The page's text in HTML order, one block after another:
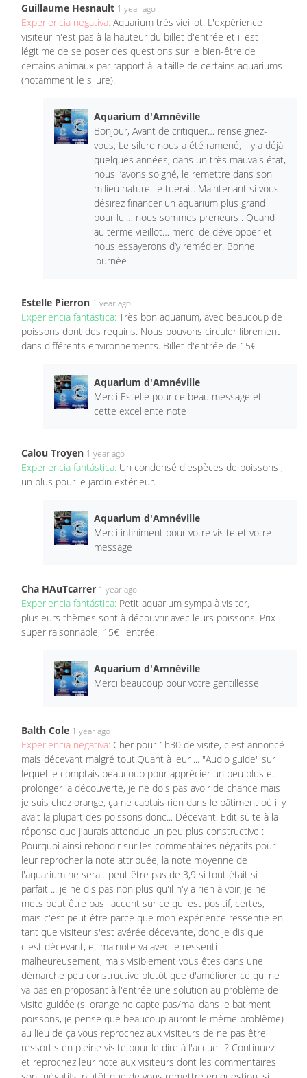
Guillaume Hesnault 1 year ago
Experiencia negativa: Aquarium très vieillot. L'expérience
visiteur n'est pas à la hauteur du billet d'entrée et il est
légitime de se poser des questions sur le bien-être de
certains animaux par rapport à la taille de certains aquariums
(notamment le silure).
Aquarium d'Amnéville
Bonjour, Avant de critiquer… renseignez-
vous, Le silure nous a été ramené, il y a déjà
quelques années, dans un très mauvais état,
nous l’avons soigné, le remettre dans son
milieu naturel le tuerait. Maintenant si vous
désirez financer un aquarium plus grand
pour lui… nous sommes preneurs . Quand
au terme vieillot… merci de développer et
nous essayerons d’y remédier. Bonne
journée
Estelle Pierron 1 year ago
Experiencia fantástica: Très bon aquarium, avec beaucoup de
poissons dont des requins. Nous pouvons circuler librement
dans différents environnements. Billet d'entrée de 15€
Aquarium d'Amnéville
Merci Estelle pour ce beau message et
cette excellente note
Calou Troyen 1 year ago
Experiencia fantástica: Un condensé d'espèces de poissons ,
un plus pour le jardin extérieur.
Aquarium d'Amnéville
Merci infiniment pour votre visite et votre
message
Cha HAuTcarrer 1 year ago
Experiencia fantástica: Petit aquarium sympa à visiter,
plusieurs thèmes sont à découvrir avec leurs poissons. Prix
super raisonnable, 15€ l'entrée.
Aquarium d'Amnéville
Merci beaucoup pour votre gentillesse
Balth Cole 1 year ago
Experiencia negativa: Cher pour 1h30 de visite, c'est annoncé
mais décevant malgré tout.Quant à leur ... "Audio guide" sur
lequel je comptais beaucoup pour apprécier un peu plus et
prolonger la découverte, je ne dois pas avoir de chance mais
je suis chez orange, ça ne captais rien dans le bâtiment où il y
avait la plupart des poissons donc... Décevant. Edit suite à la
réponse que j'aurais attendue un peu plus constructive :
Pourquoi ainsi rebondir sur les commentaires négatifs pour
leur reprocher la note attribuée, la note moyenne de
l'aquarium ne serait peut être pas de 3,9 si tout était si
parfait ... je ne dis pas non plus qu'il n'y a rien à voir, je ne
mets peut être pas l'accent sur ce qui est positif, certes,
mais c'est peut être parce que mon expérience ressentie en
tant que visiteur s'est avérée décevante, donc je dis que
c'est décevant, et ma note va avec le ressenti
malheureusement, mais visiblement vous êtes dans une
démarche peu constructive plutôt que d'améliorer ce qui ne
va pas en proposant à l'entrée une solution au problème de
visite guidée (si orange ne capte pas/mal dans le batiment
poissons, je pense que beaucoup auront le même problème)
au lieu de ça vous reprochez aux visiteurs de ne pas être
ressortis en pleine visite pour le dire à l'accueil ? Continuez
et reprochez leur note aux visiteurs dont les commentaires